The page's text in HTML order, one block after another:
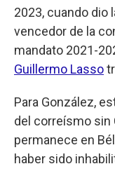
2023, cuando dio
vencedor de la
mandato 2021-
Guillermo Lasso
Para González,
del correísmo sin
permanece en
haber sido